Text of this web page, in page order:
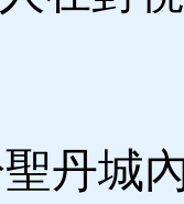
丹城